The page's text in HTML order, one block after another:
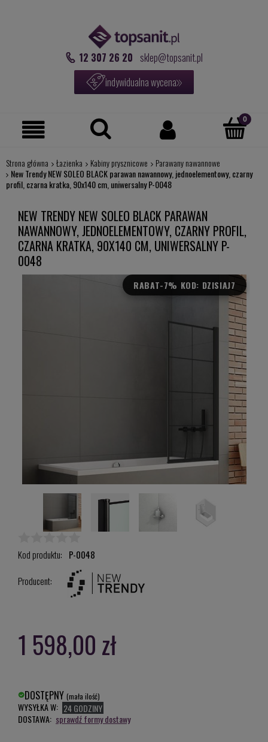
12 307 26 20 sklep@topsanit.pl
indywidualna wycena
Strona główna Łazienka Kabiny prysznicowe
Parawany nawannowe
New Trendy NEW SOLEO BLACK parawan nawannowy, jednoelementowy, czarny
profil, czarna kratka, 90x140 cm, uniwersalny P-0048
NEW TRENDY NEW SOLEO BLACK PARAWAN
NAWANNOWY, JEDNOELEMENTOWY, CZARNY PROFIL,
CZARNA KRATKA, 90X140 CM, UNIWERSALNY P-
0048
RABAT-7% KOD: DZISIAJ7
Kod produktu: P-0048
Producent:
1 598,00 zł
DOSTĘPNY (mała ilość)
WYSYŁKA W: 24 GODZINY
DOSTAWA: sprawdź formy dostawy